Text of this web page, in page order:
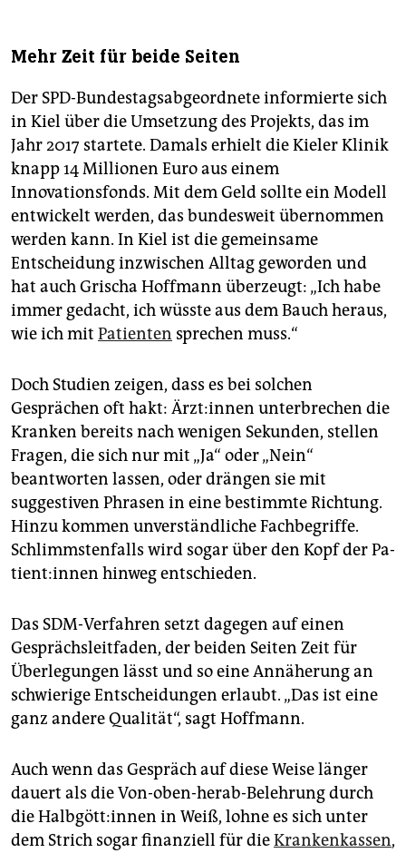
Mehr Zeit für beide Seiten
Der SPD-Bundestagsabgeordnete informierte sich
in Kiel über die Umsetzung des Projekts, das im
Jahr 2017 startete. Damals erhielt die Kieler Klinik
knapp 14 Millionen Euro aus einem
Innovationsfonds. Mit dem Geld sollte ein Modell
entwickelt werden, das bundesweit übernommen
werden kann. In Kiel ist die gemeinsame
Entscheidung inzwischen Alltag geworden und
hat auch Grischa Hoffmann überzeugt: „Ich habe
immer gedacht, ich wüsste aus dem Bauch heraus,
wie ich mit Patienten sprechen muss.“
Doch Studien zeigen, dass es bei solchen
Gesprächen oft hakt: Ärz­t:in­nen unterbrechen die
Kranken bereits nach wenigen Sekunden, stellen
Fragen, die sich nur mit „Ja“ oder „Nein“
beantworten lassen, oder drängen sie mit
suggestiven Phrasen in eine bestimmte Richtung.
Hinzu kommen unverständliche Fachbegriffe.
Schlimmstenfalls wird sogar über den Kopf der Pa­
ti­en­t:in­nen hinweg entschieden.
Das SDM-Verfahren setzt dagegen auf einen
Gesprächsleitfaden, der beiden Seiten Zeit für
Überlegungen lässt und so eine Annäherung an
schwierige Entscheidungen erlaubt. „Das ist eine
ganz andere Qualität“, sagt Hoffmann.
Auch wenn das Gespräch auf diese Weise länger
dauert als die Von-oben-herab-Belehrung durch
die Halb­göt­t:in­nen in Weiß, lohne es sich unter
dem Strich sogar finanziell für dieKrankenkassen,